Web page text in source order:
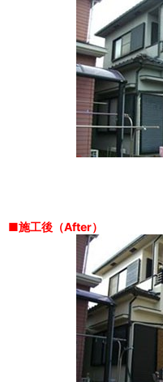
■施工後（After）